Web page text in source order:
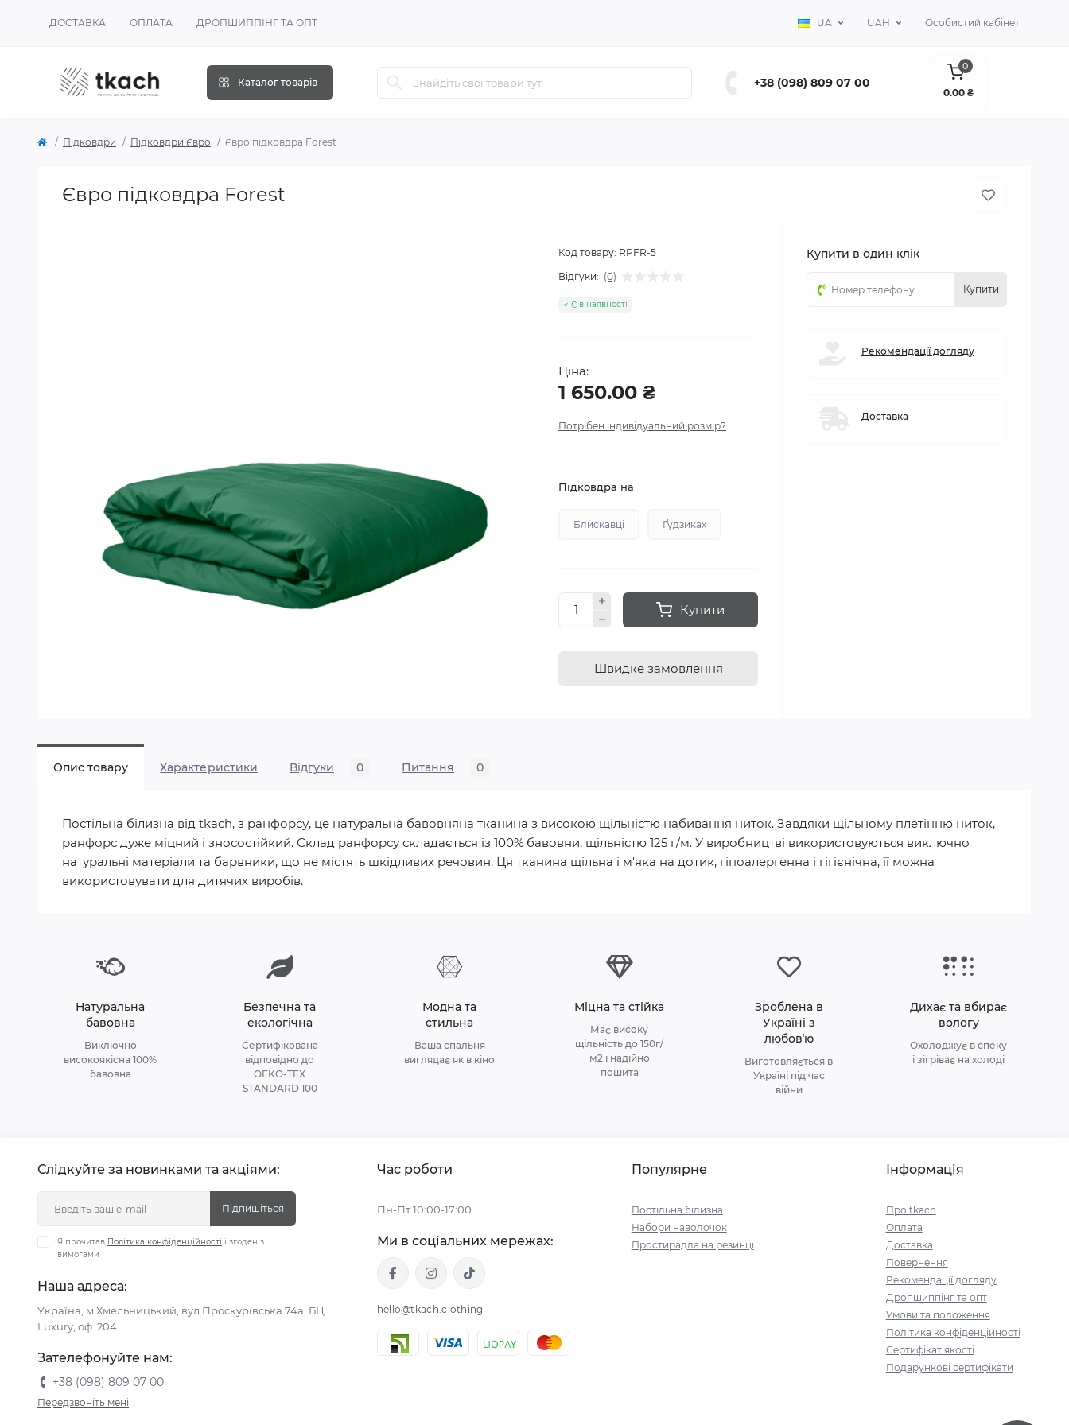
ДОСТАВКА ОПЛАТА ДРОПШИППІНГ ТА ОПТ UA UAH Особистий кабінет
Каталог товарів +38 (098) 809 07 00
0
0.00 ₴
Підковдри Підковдри Євро Євро підковдра Forest
Євро підковдра Forest
Код товару: RPFR-5
Відгуки: (0)
Є в наявності
Ціна:
1 650.00 ₴
Потрібен індивідуальний розмір?
Підковдра на
Блискавці Ґудзиках
Купити
Швидке замовлення
Купити в один клік
Купити
Рекомендації догляду
Доставка
Опис товару Характеристики Відгуки 0 Питання 0
Постільна білизна від tkach, з ранфорсу, це натуральна бавовняна тканина з високою щільністю набивання ниток. Завдяки щільному плетінню ниток,
ранфорс дуже міцний і зносостійкий. Склад ранфорсу складається із 100% бавовни, щільністю 125 г/м. У виробництві використовуються виключно
натуральні матеріали та барвники, що не містять шкідливих речовин. Ця тканина щільна і м'яка на дотик, гіпоалергенна і гігієнічна, її можна
використовувати для дитячих виробів.
Натуральна
бавовна
Виключно
високоякісна 100%
бавовна
Безпечна та
екологічна
Сертифікована
відповідно до
OEKO-TEX
STANDARD 100
Модна та
стильна
Ваша спальня
виглядає як в кіно
Міцна та стійка
Має високу
щільність до 150г/
м2 і надійно
пошита
Зроблена в
Україні з
любовʼю
Виготовляється в
Україні під час
війни
Дихає та вбирає
вологу
Охолоджує в спеку
і зігріває на холоді
Слідкуйте за новинками та акціями:
Підпишіться
Я прочитав Політика конфіденційності і згоден з
вимогами
Наша адреса:
Україна, м.Хмельницький, вул.Проскурівська 74а, БЦ
Luxury, оф. 204
Зателефонуйте нам:
+38 (098) 809 07 00
Передзвоніть мені
Час роботи
Пн-Пт 10:00-17:00
Ми в соціальних мережах:
hello@tkach.clothing
Популярне
Постільна білизна
Набори наволочок
Простирадла на резинці
Інформація
Про tkach
Оплата
Доставка
Повернення
Рекомендації догляду
Дропшиппінг та опт
Умови та положення
Політика конфіденційності
Сертифікат якості
Подарункові сертифікати